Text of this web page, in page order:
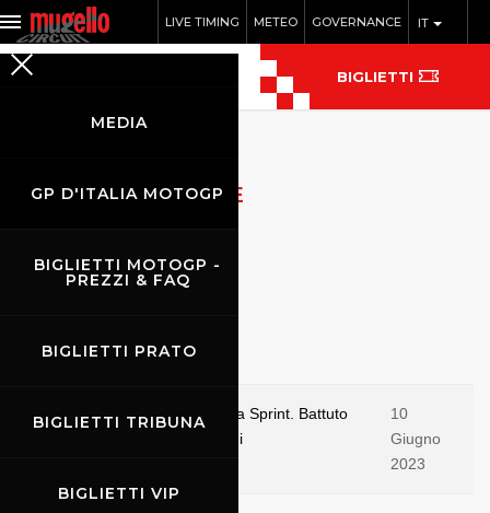
IT
LIVE TIMING METEO GOVERNANCE
MEDIA
GP D'ITALIA MOTOGP
BIGLIETTI MOTOGP -
PREZZI & FAQ
BIGLIETTI PRATO
BIGLIETTI TRIBUNA
BIGLIETTI VIP
BIGLIETTI
ARCHIVIO NOTIZIE
Notizie flash
Bagnaia e Ducati padroni della Sprint. Battuto
Bezzecchi, in attesa di domani
10
Giugno
2023